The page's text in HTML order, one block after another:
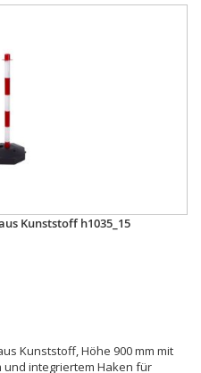
Kunststoff h1035_15
Kunststoff, Höhe 900 mm mit
und integriertem Haken für